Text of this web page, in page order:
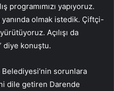
programımızı yapıyoruz.
olmak istedik. Çiftçi-
Açılışı da
diye konuştu.
sorunlara
dile getiren Darende